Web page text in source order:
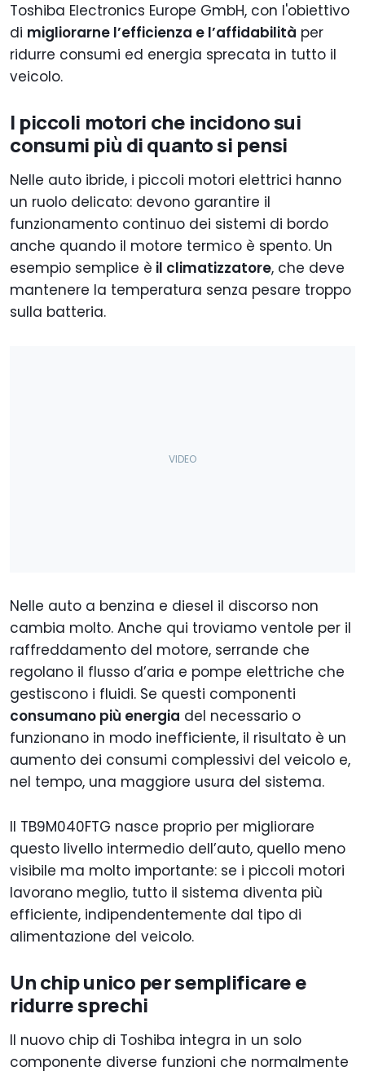
Toshiba Electronics Europe GmbH, con l'obiettivo
di migliorarne l’efficienza e l’affidabilità per
ridurre consumi ed energia sprecata in tutto il
veicolo.
I piccoli motori che incidono sui
consumi più di quanto si pensi
Nelle auto ibride, i piccoli motori elettrici hanno
un ruolo delicato: devono garantire il
funzionamento continuo dei sistemi di bordo
anche quando il motore termico è spento. Un
esempio semplice è il climatizzatore, che deve
mantenere la temperatura senza pesare troppo
sulla batteria.
Nelle auto a benzina e diesel il discorso non
cambia molto. Anche qui troviamo ventole per il
raffreddamento del motore, serrande che
regolano il flusso d’aria e pompe elettriche che
gestiscono i fluidi. Se questi componenti
consumano più energia del necessario o
funzionano in modo inefficiente, il risultato è un
aumento dei consumi complessivi del veicolo e,
nel tempo, una maggiore usura del sistema.
Il TB9M040FTG nasce proprio per migliorare
questo livello intermedio dell’auto, quello meno
visibile ma molto importante: se i piccoli motori
lavorano meglio, tutto il sistema diventa più
efficiente, indipendentemente dal tipo di
alimentazione del veicolo.
Un chip unico per semplificare e
ridurre sprechi
Il nuovo chip di Toshiba integra in un solo
componente diverse funzioni che normalmente